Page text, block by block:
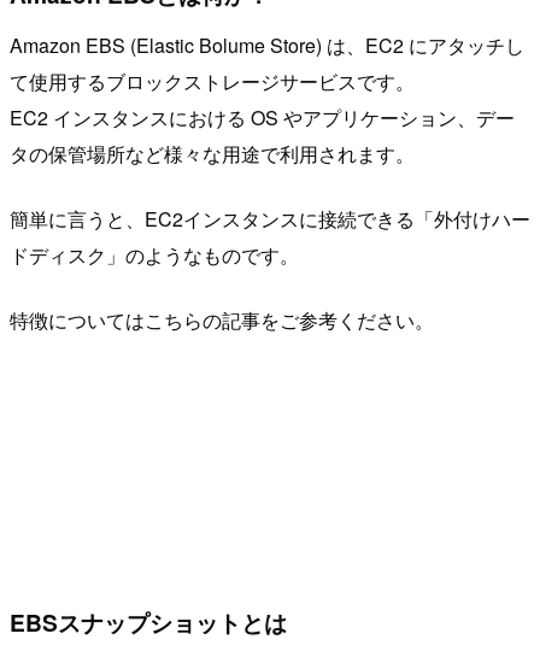
Amazon EBS (Elastic Bolume Store) は、EC2 にアタッチし
て使用するブロックストレージサービスです。
EC2 インスタンスにおける OS やアプリケーション、デー
タの保管場所など様々な用途で利用されます。
簡単に言うと、EC2インスタンスに接続できる「外付けハー
ドディスク」のようなものです。
特徴についてはこちらの記事をご参考ください。
EBSスナップショットとは